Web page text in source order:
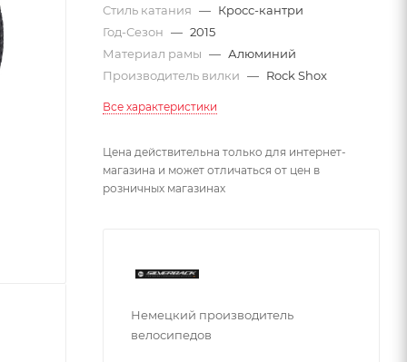
Стиль катания — Кросс-кантри
Год-Сезон — 2015
Материал рамы — Алюминий
Производитель вилки — Rock Shox
Все характеристики
Цена действительна только для интернет-
магазина и может отличаться от цен в
розничных магазинах
Немецкий производитель
велосипедов